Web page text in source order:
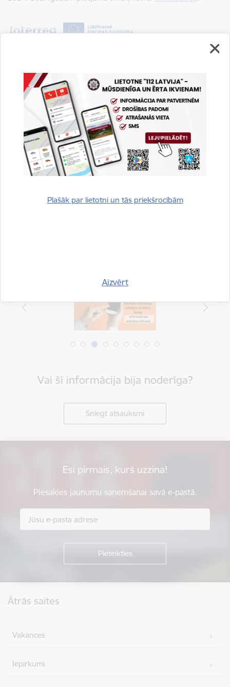
Plašāk par lietotni un tās priekšrocībām
Aizvērt
Autors: Prevencijas un sabiedrības informēšanas nodaļa
Saistītas tēmas
Aktualitātes: Jaunumi Preses relīzes
Dalīties
Vai šī informācija bija noderīga?
Sniegt atsauksmi
Esi pirmais, kurš uzzina!
Piesakies jaunumu saņemšanai savā e-pastā.
Ātrās saites
Vakances
Iepirkumi